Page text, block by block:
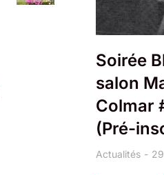
Soirée
salon
Colmar
(Pré-
Actualités